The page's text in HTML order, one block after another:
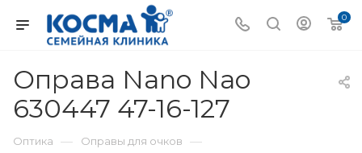
0
Оправа Nano Nao
630447 47-16-127
Оптика — Оправы для очков —